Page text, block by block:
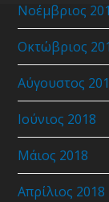
Νοέμβριος
Οκτώβριος
Αύγουστος
Ιούνιος 2018
Μάιος 2018
Απρίλιος 2018